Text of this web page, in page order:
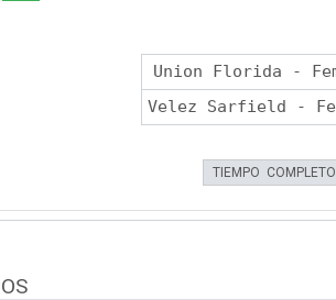
Union Florida -
Velez Sarfield -
TIEMPO COMPLETO